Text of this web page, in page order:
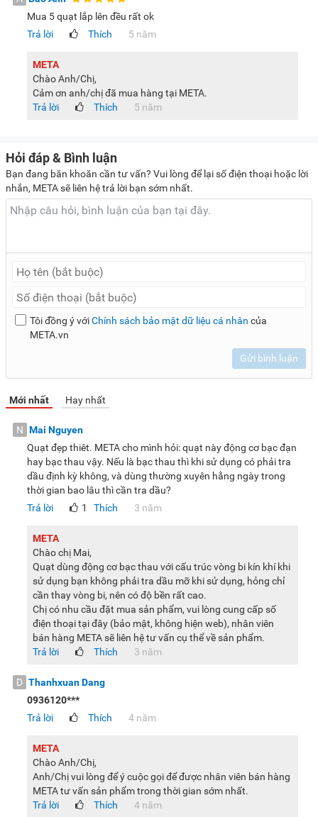
Mua 5 quạt lắp lên đều rất ok
Trả lời
Thích 5 năm
META
Chào Anh/Chị,
Cảm ơn anh/chị đã mua hàng tại META.
Trả lời
Thích 5 năm
Hỏi đáp & Bình luận
Bạn đang băn khoăn cần tư vấn? Vui lòng để lại số điện thoại hoặc lời
nhắn, META sẽ liên hệ trả lời bạn sớm nhất.
Tôi đồng ý vớiChính sách bảo mật dữ liệu cá nhân của
META.vn
Gửi bình luận
Mới nhất Hay nhất
N Mai Nguyen
Quạt đẹp thiêt. META cho mình hỏi: quạt này động cơ bạc đạn
hay bạc thau vậy. Nếu là bạc thau thì khi sử dụng có phải tra
dầu định kỳ không, và dùng thường xuyên hằng ngày trong
thời gian bao lâu thì cần tra dầu?
Trả lời
Thích
1 3 năm
META
Chào chị Mai,
Quạt dùng động cơ bạc thau với cấu trúc vòng bi kín khí khi
sử dụng bạn không phải tra dầu mỡ khi sử dụng, hỏng chỉ
cần thay vòng bi, nên có độ bền rất cao.
Chị có nhu cầu đặt mua sản phẩm, vui lòng cung cấp số
điện thoại tại đây (bảo mật, không hiện web), nhân viên
bán hàng META sẽ liên hệ tư vấn cụ thể về sản phẩm.
Trả lời
Thích 3 năm
D Thanhxuan Dang
0936120***
Trả lời
Thích 4 năm
META
Chào Anh/Chị,
Anh/Chị vui lòng để ý cuộc gọi để được nhân viên bán hàng
META tư vấn sản phẩm trong thời gian sớm nhất.
Trả lời
Thích 4 năm